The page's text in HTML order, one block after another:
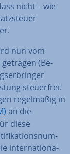
nicht – wie
nun vom
(Be­
steu­er­frei.
re­gel­mä­ßig in
an die
diese
in­ter­na­tio­na­